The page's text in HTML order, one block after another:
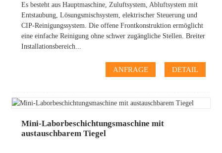
Es besteht aus Hauptmaschine, Zuluftsystem, Abluftsystem mit
Entstaubung, Lösungsmischsystem, elektrischer Steuerung und
CIP-Reinigungssystem. Die offene Frontkonstruktion ermöglicht
eine einfache Reinigung ohne schwer zugängliche Stellen. Breiter
Installationsbereich...
ANFRAGE DETAIL
Mini-Laborbeschichtungsmaschine mit
austauschbarem Tiegel